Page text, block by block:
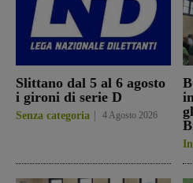
Slittano dal 5 al 6 agosto
i gironi di serie D
Senza categoria 4 Agosto 2026